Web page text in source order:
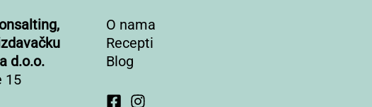
d.o.o.
15
O nama
Recepti
Blog